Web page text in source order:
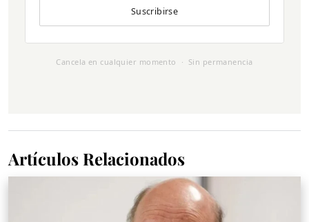
Suscribirse
Cancela en cualquier momento · Sin permanencia
Artículos Relacionados